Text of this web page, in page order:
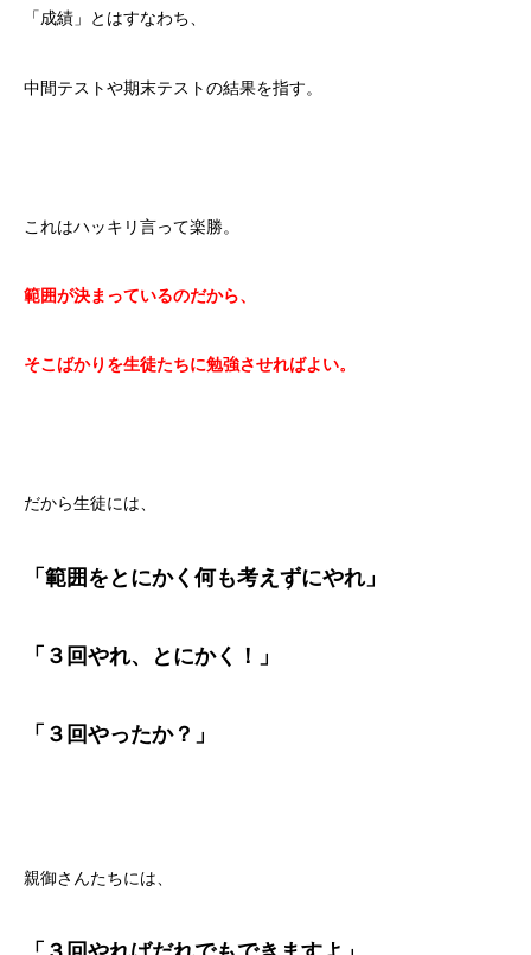
「成績」とはすなわち、
中間テストや期末テストの結果を指す。
これはハッキリ言って楽勝。
範囲が決まっているのだから、
そこばかりを生徒たちに勉強させればよい。
だから生徒には、
「範囲をとにかく何も考えずにやれ」
「３回やれ、とにかく！」
「３回やったか？」
親御さんたちには、